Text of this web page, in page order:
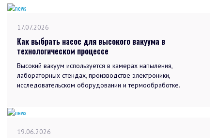
17.07.2026
Как выбрать насос для высокого вакуума в
технологическом процессе
Высокий вакуум используется в камерах напыления,
лабораторных стендах, производстве электроники,
исследовательском оборудовании и термообработке.
19.06.2026